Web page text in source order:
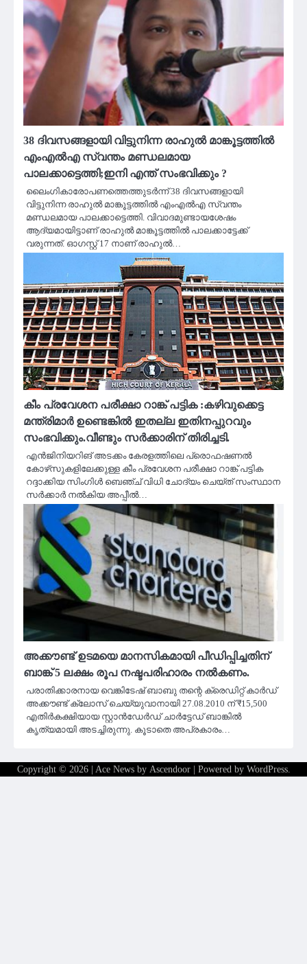
38 ദിവസങ്ങളായി വിട്ടുനിന്ന രാഹുല്‍ മാങ്കൂട്ടത്തില്‍
എംഎല്‍എ സ്വന്തം മണ്ഡലമായ
പാലക്കാട്ടെത്തി;ഇനി എന്ത് സംഭവിക്കും ?
ലൈംഗികാരോപണത്തെത്തുടര്‍ന്ന് 38 ദിവസങ്ങളായി
വിട്ടുനിന്ന രാഹുല്‍ മാങ്കൂട്ടത്തില്‍ എംഎല്‍എ സ്വന്തം
മണ്ഡലമായ പാലക്കാട്ടെത്തി. വിവാദമുണ്ടായശേഷം
ആദ്യമായിട്ടാണ് രാഹുല്‍ മാങ്കൂട്ടത്തില്‍ പാലക്കാട്ടേക്ക്
വരുന്നത്. ഓഗസ്റ്റ് 17 നാണ് രാഹുല്‍…
കീം പ്രവേശന പരീക്ഷാ റാങ്ക് പട്ടിക :കഴിവുക്കെട്ട
മന്ത്രിമാർ ഉണ്ടെങ്കിൽ ഇതല്ല ഇതിനപ്പുറവും
സംഭവിക്കും.വീണ്ടും സർക്കാരിന് തിരിച്ചടി.
എന്‍ജിനിയറിങ് അടക്കം കേരളത്തിലെ പ്രൊഫഷണല്‍
കോഴ്‌സുകളിലേക്കുള്ള കീം പ്രവേശന പരീക്ഷാ റാങ്ക് പട്ടിക
റദ്ദാക്കിയ സിംഗിള്‍ ബെഞ്ച് വിധി ചോദ്യം ചെയ്ത് സംസ്ഥാന
സര്‍ക്കാര്‍ നല്‍കിയ അപ്പീല്‍…
അക്കൗണ്ട് ഉടമയെ മാനസികമായി പീഡിപ്പിച്ചതിന്
ബാങ്ക് 5 ലക്ഷം രൂപ നഷ്ടപരിഹാരം നൽകണം.
പരാതിക്കാരനായ വെങ്കിടേഷ് ബാബു തന്റെ ക്രെഡിറ്റ് കാർഡ്
അക്കൗണ്ട് ക്ലോസ് ചെയ്യുവാനായി 27.08.2010 ന് ₹15,500
എതിർകക്ഷിയായ സ്റ്റാൻഡേർഡ് ചാർട്ടേഡ് ബാങ്കിൽ
കൃത്യമായി അടച്ചിരുന്നു. കൂടാതെ അപ്രകാരം…
Copyright © 2026 | Ace News by Ascendoor| Powered by WordPress.